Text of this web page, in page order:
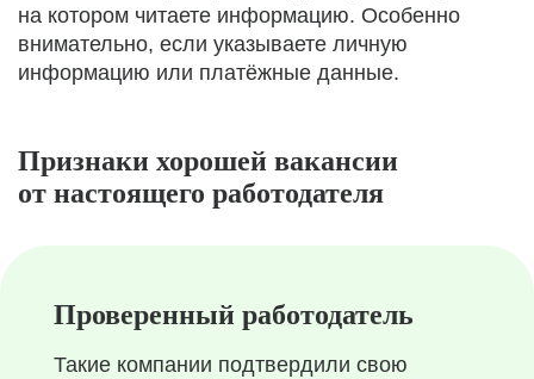
на котором читаете информацию. Особенно
внимательно, если указываете личную
информацию или платёжные данные.
Признаки хорошей вакансии
от настоящего работодателя
Проверенный работодатель
Такие компании подтвердили свою